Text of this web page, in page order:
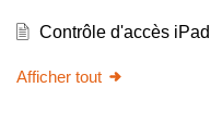
Contrôle d'accès iPad
Afficher tout